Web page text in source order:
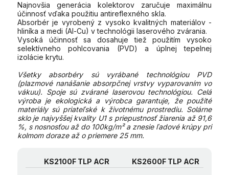
Najnovšia generácia kolektorov zaručuje maximálnu
účinnosť vďaka použitiu antireflexného skla.
Absorbér je vyrobený z vysoko kvalitných materiálov -
hliníka a medi (Al-Cu) v technológii laserového zvárania.
Vysoká účinnosť sa dosahuje tiež použitím vysoko
selektívneho pohlcovania (PVD) a úplnej tepelnej
izolácie krytu.
Všetky absorbéry sú vyrábané technológiou PVD
(plazmové nanášanie absorpčnej vrstvy vyparovaním vo
vákuu). Spoje sú zvárané laserovou technológiou. Celá
výroba je ekologická a výrobca garantuje, že použité
materiály sú priateľské k životnému prostrediu. Solárne
sklo je najvyššej kvality U1 s priepustnosť žiarenia až 91,6
%, s nosnosťou až do 100kg/m² a znesie ľadové krúpy pri
kolmom doraze až o priemere 25 mm.
KS2100F TLP ACR KS2600F TLP ACR